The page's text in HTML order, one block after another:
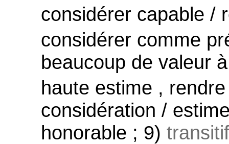
considérer capable /
considérer comme
beaucoup de valeur
haute estime ,
considération /
honorable ; 9)